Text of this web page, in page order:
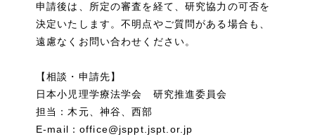
申請後は、所定の審査を経て、研究協力の可否を
決定いたします。不明点やご質問がある場合も、
遠慮なくお問い合わせください。
【相談・申請先】
日本小児理学療法学会 研究推進委員会
担当：木元、神谷、西部
E-mail：office@jsppt.jspt.or.jp